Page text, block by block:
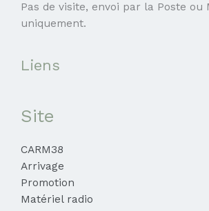
Pas de visite, envoi par la Poste ou
uniquement.
Liens
Site
CARM38
Arrivage
Promotion
Matériel radio